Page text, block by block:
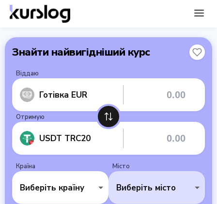
Знайти найвигідніший курс
Віддаю
Готівка EUR
Отримую
USDT TRC20
Країна
Виберіть країну
Місто
Виберіть місто